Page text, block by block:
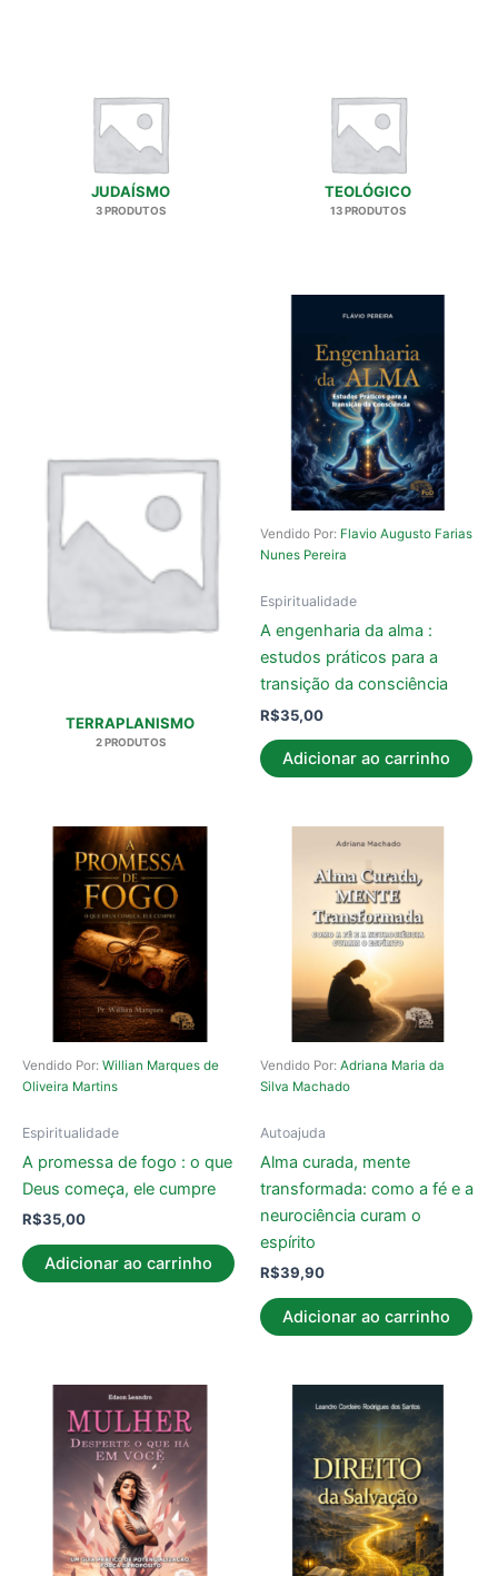
JUDAÍSMO
3 PRODUTOS
TEOLÓGICO
13 PRODUTOS
TERRAPLANISMO
2 PRODUTOS
Vendido Por: Flavio Augusto Farias
Nunes Pereira
Espiritualidade
A engenharia da alma :
estudos práticos para a
transição da consciência
R$35,00
Adicionar ao carrinho
Vendido Por: Willian Marques de
Oliveira Martins
Espiritualidade
A promessa de fogo : o que
Deus começa, ele cumpre
R$35,00
Adicionar ao carrinho
Vendido Por: Adriana Maria da
Silva Machado
Autoajuda
Alma curada, mente
transformada: como a fé e a
neurociência curam o
espírito
R$39,90
Adicionar ao carrinho